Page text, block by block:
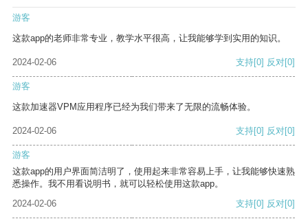
游客
这款app的老师非常专业，教学水平很高，让我能够学到实用的知识。
2024-02-06 支持[0] 反对[0]
游客
这款加速器VPM应用程序已经为我们带来了无限的流畅体验。
2024-02-06 支持[0] 反对[0]
游客
这款app的用户界面简洁明了，使用起来非常容易上手，让我能够快速熟
悉操作。我不用看说明书，就可以轻松使用这款app。
2024-02-06
支持[0] 反对[0]